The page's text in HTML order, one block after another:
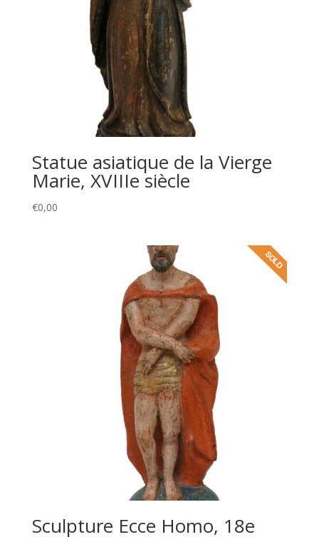
Statue asiatique de la Vierge
Marie, XVIIIe siècle
€0,00
Sculpture Ecce Homo, 18e